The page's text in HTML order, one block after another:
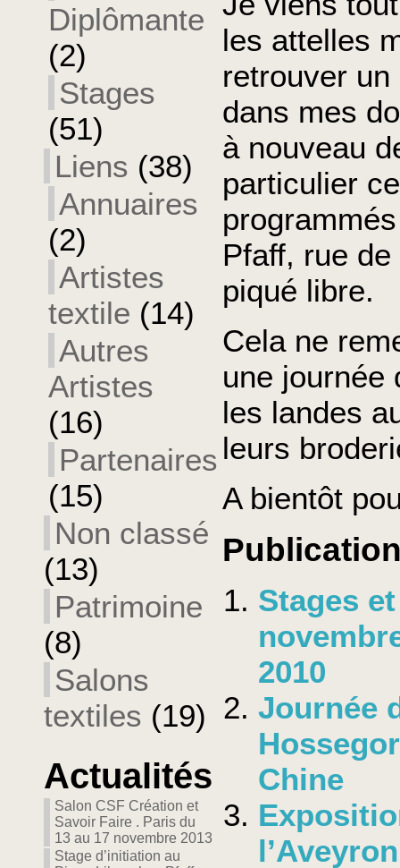
Diplômante
(2)
Stages
(51)
Liens (38)
Annuaires
(2)
Artistes
textile (14)
Autres
Artistes
(16)
Partenaires
(15)
Non classé
(13)
Patrimoine
(8)
Salons
textiles (19)
Actualités
Salon CSF Création et
Savoir Faire . Paris du
13 au 17 novembre 2013
Stage d’initiation au
les attelles
retrouver un
dans mes
à nouveau
particulier
Pfaff, rue
piqué libre.
Cela ne
une journée
les landes
leurs
A bientôt
Stages
2010
Journée
Chine